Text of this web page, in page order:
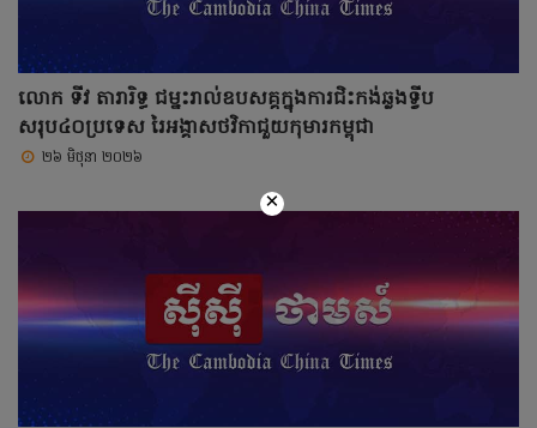
លោក ទីវ តារារិទ្ធ ជម្នះរាល់ឧបសគ្គក្នុងការជិះកង់ឆ្លងទ្វីប
សរុប៤០ប្រទេស រៃអង្គាសថវិកាជួយកុមារកម្ពុជា
២៦ មិថុនា ២០២៦
×